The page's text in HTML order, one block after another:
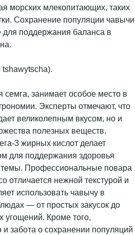
морских млекопитающих, таких
Сохранение популяции чавычи
поддержания баланса в
семга, занимает особое место в
Эксперты отмечают, что
великолепным вкусом, но и
полезных веществ.
3 жирных кислот делает
для поддержания здоровья
Профессиональные повара
отличается нежной текстурой и
использовать чавычу в
— от простых закусок до
угощений. Кроме того,
забота о сохранении популяций